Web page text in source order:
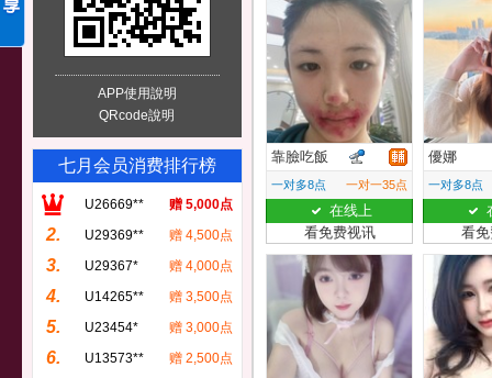
APP使用說明
QRcode說明
七月会员消费排行榜
U26669** 赠 5,000点
2. U29369** 赠 4,500点
3. U29367* 赠 4,000点
4. U14265** 赠 3,500点
5. U23454* 赠 3,000点
6. U13573** 赠 2,500点
靠臉吃飯
一对多8点 一对一35点
在线上
看免费视讯
優娜
一对多8点
看